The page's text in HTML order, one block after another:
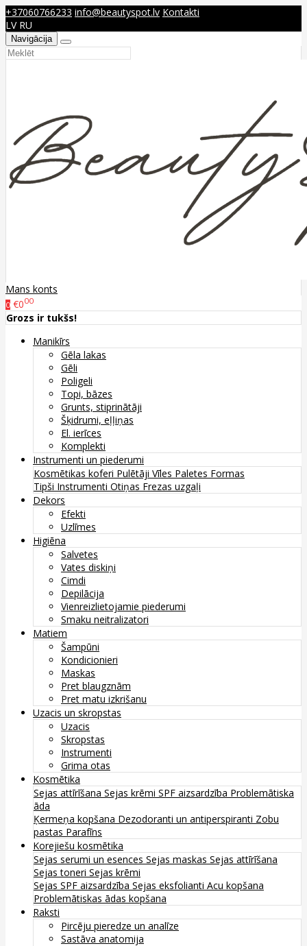
+37060766233 info@beautyspot.lv Kontakti
LV RU
Navigācija
Mans konts
0 €000
Grozs ir tukšs!
Manikīrs
Gēla lakas
Gēli
Poligeli
Topi, bāzes
Grunts, stiprinātāji
Šķidrumi, eļļiņas
El. ierīces
Komplekti
Instrumenti un piederumi
Kosmētikas koferi Pulētāji Vīles Paletes Formas
Tipši Instrumenti Otiņas Frezas uzgaļi
Dekors
Efekti
Uzlīmes
Higiēna
Salvetes
Vates diskiņi
Cimdi
Depilācija
Vienreizlietojamie piederumi
Smaku neitralizatori
Matiem
Šampūni
Kondicionieri
Maskas
Pret blaugznām
Pret matu izkrišanu
Uzacis un skropstas
Uzacis
Skropstas
Instrumenti
Grima otas
Kosmētika
Sejas attīrīšana Sejas krēmi SPF aizsardzība Problemātiska
āda
Ķermeņa kopšana Dezodoranti un antiperspiranti Zobu
pastas Parafīns
Korejiešu kosmētika
Sejas serumi un esences Sejas maskas Sejas attīrīšana
Sejas toneri Sejas krēmi
Sejas SPF aizsardzība Sejas eksfolianti Acu kopšana
Problemātiskas ādas kopšana
Raksti
Pircēju pieredze un analīze
Sastāva anatomija